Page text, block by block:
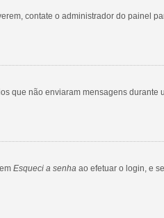
contate o administrador do painel
que não enviaram mensagens
Esqueci a senhaao efetuar o login, e